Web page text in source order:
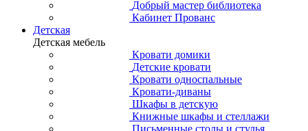
Добрый мастер библиотека
Кабинет Прованс
Детская
Детская мебель
Кровати домики
Детские кровати
Кровати односпальные
Кровати-диваны
Шкафы в детскую
Книжные шкафы и стеллажи
Письменные столы и стулья